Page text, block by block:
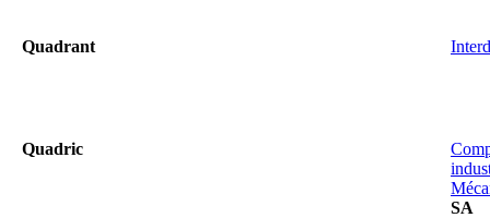
Quadrant
Quadric
SA